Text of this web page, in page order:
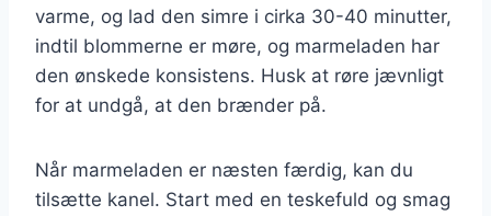
varme, og lad den simre i cirka 30-40 minutter,
indtil blommerne er møre, og marmeladen har
den ønskede konsistens. Husk at røre jævnligt
for at undgå, at den brænder på.
Når marmeladen er næsten færdig, kan du
tilsætte kanel. Start med en teskefuld og smag